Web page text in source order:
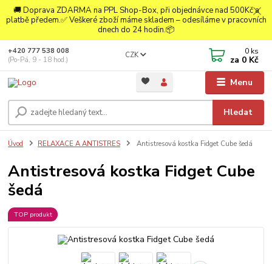
🚚 Doprava ZDARMA na PPL Shop-Box, při objednávce nad 500Kč a
platbě předem.✅ Veškeré zboží máme skladem – odesíláme v pracovních
dnech do 24 hodin.📦
Menu
CZK
Hledat
+420 777 538 008
(Po-Pá, 9 - 18 hod.)
0 ks
za 0 Kč
Úvod RELAXACE A ANTISTRES Antistresová kostka Fidget Cube šedá
Antistresová kostka Fidget Cube
šedá
TOP produkt